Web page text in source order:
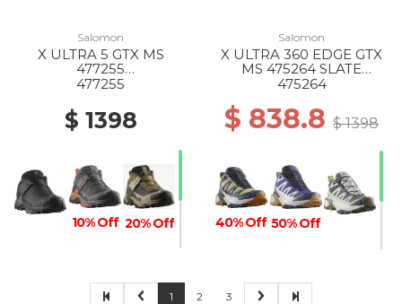
Salomon
X ULTRA 5 GTX MS
477255
BLACK/ASPHALT/CASTLE
477255
$ 1398
10% Off 20% Off
Salomon
X ULTRA 360 EDGE GTX
MS 475264 SLATE
GREEN/CARBON/GLACIE
475264
$ 838.8 $ 1398
40% Off 50% Off
1 2 3